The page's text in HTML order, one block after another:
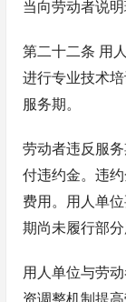
当向劳动者说明
第二十二条 用
进行专业技术
服务期。
劳动者违反服
付违约金。违
费用。用人单
期尚未履行部分
用人单位与劳